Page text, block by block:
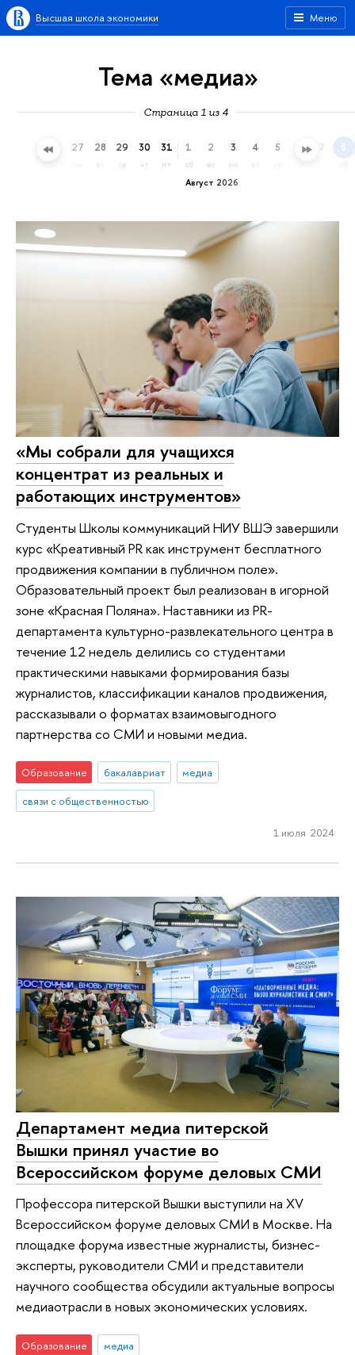
Меню
Высшая школа экономики
Тема «медиа»
Страница 1 из 4
26 27 28 29
ср
30
чт
31
пт
Август 2026
1
сб
2
вс
3
пн
4 5 6 7 8
сб
«Мы собрали для учащихся
концентрат из реальных и
работающих инструментов»
Студенты Школы коммуникаций НИУ ВШЭ завершили
курс «Креативный PR как инструмент бесплатного
продвижения компании в публичном поле».
Образовательный проект был реализован в игорной
зоне «Красная Поляна». Наставники из PR-
департамента культурно-развлекательного центра в
течение 12 недель делились со студентами
практическими навыками формирования базы
журналистов, классификации каналов продвижения,
рассказывали о форматах взаимовыгодного
партнерства со СМИ и новыми медиа.
Образование бакалавриат
медиа
связи с общественностью
1 июля 2024
Департамент медиа питерской
Вышки принял участие во
Всероссийском форуме деловых СМИ
Профессора питерской Вышки выступили на XV
Всероссийском форуме деловых СМИ в Москве. На
площадке форума известные журналисты, бизнес-
эксперты, руководители СМИ и представители
научного сообщества обсудили актуальные вопросы
медиаотрасли в новых экономических условиях.
Образование медиа